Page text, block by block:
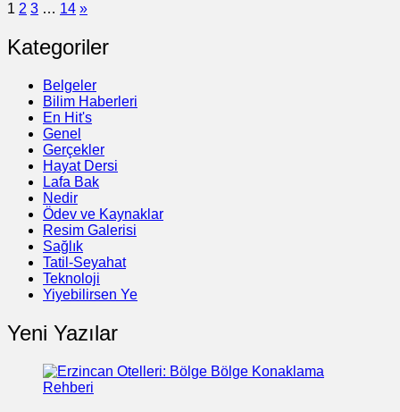
1 2 3 … 14 »
Kategoriler
Belgeler
Bilim Haberleri
En Hit's
Genel
Gerçekler
Hayat Dersi
Lafa Bak
Nedir
Ödev ve Kaynaklar
Resim Galerisi
Sağlık
Tatil-Seyahat
Teknoloji
Yiyebilirsen Ye
Yeni Yazılar